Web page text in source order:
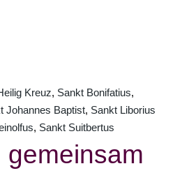
Kreuz Sankt Bonifatius
Johannes Baptist Sankt Liborius
Sankt Suitbertus
gemeinsam